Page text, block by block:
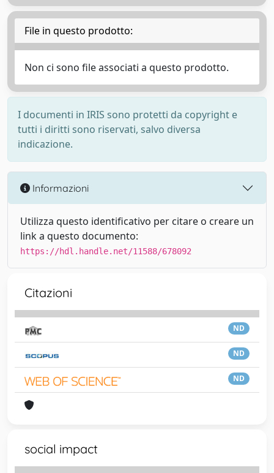
File in questo prodotto:
Non ci sono file associati a questo prodotto.
I documenti in IRIS sono protetti da copyright e
tutti i diritti sono riservati, salvo diversa
indicazione.
Informazioni
Utilizza questo identificativo per citare o creare un
link a questo documento:
https://hdl.handle.net/11588/678092
Citazioni
ND
ND
ND
social impact